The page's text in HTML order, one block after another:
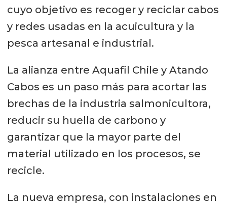
cuyo objetivo es recoger y reciclar cabos
y redes usadas en la acuicultura y la
pesca artesanal e industrial.
La alianza entre Aquafil Chile y Atando
Cabos es un paso más para acortar las
brechas de la industria salmonicultora,
reducir su huella de carbono y
garantizar que la mayor parte del
material utilizado en los procesos, se
recicle.
La nueva empresa, con instalaciones en